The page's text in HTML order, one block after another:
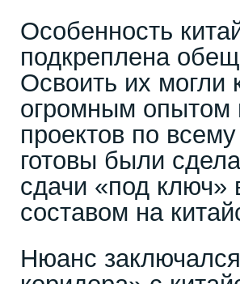
Особенность
подкреплена
Освоить их могли
огромным опытом
проектов по
готовы были
сдачи «под ключ»
составом на
Нюанс